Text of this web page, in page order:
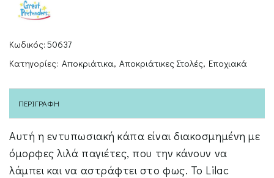
παγιέτα
Μωβ
ποσότητα
Κωδικός: 50637
Κατηγορίες: Αποκριάτικα, Αποκριάτικες Στολές, Εποχιακά
ΠΕΡΙΓΡΑΦΉ
Αυτή η εντυπωσιακή κάπα είναι διακοσμημένη με
όμορφες λιλά παγιέτες, που την κάνουν να
λάμπει και να αστράφτει στο φως. Το Lilac